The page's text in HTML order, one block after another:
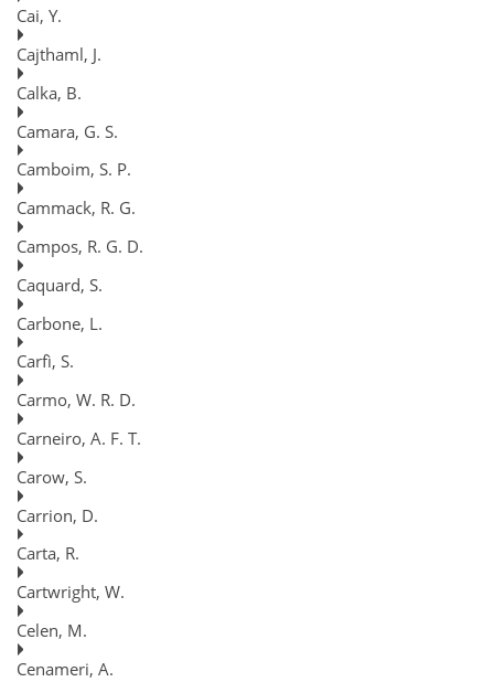
Cai, Y.
Cajthaml, J.
Calka, B.
Camara, G. S.
Camboim, S. P.
Cammack, R. G.
Campos, R. G. D.
Caquard, S.
Carbone, L.
Carfì, S.
Carmo, W. R. D.
Carneiro, A. F. T.
Carow, S.
Carrion, D.
Carta, R.
Cartwright, W.
Celen, M.
Cenameri, A.